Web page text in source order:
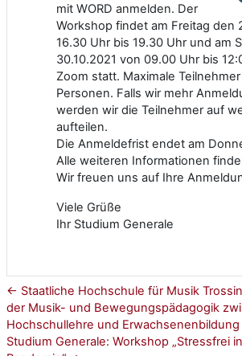
mit WORD anmelden. Der
Workshop findet am Freitag den
16.30 Uhr bis 19.30 Uhr und am
30.10.2021 von 09.00 Uhr bis
Zoom statt. Maximale
Personen. Falls wir mehr
werden wir die Teilnehmer auf
aufteilen.
Die Anmeldefrist endet am
Alle weiteren Informationen
Wir freuen uns auf Ihre
Viele Grüße
Ihr Studium Generale
← Staatliche Hochschule für Musik
der Musik- und Bewegungspädagogik
Hochschullehre und Erwachsenenbildung
Studium Generale: Workshop „Stressfrei